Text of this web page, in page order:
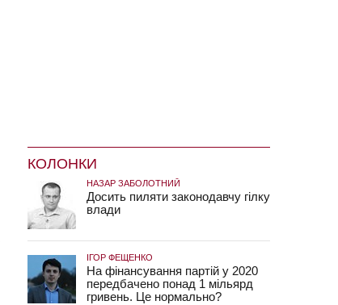
КОЛОНКИ
НАЗАР ЗАБОЛОТНИЙ
Досить пиляти законодавчу гілку
влади
ІГОР ФЕЩЕНКО
На фінансування партій у 2020
передбачено понад 1 мільярд
гривень. Це нормально?